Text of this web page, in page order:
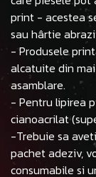
print - acestea
sau hârtie
- Produsele
alcatuite din
asamblare.
- Pentru lipirea
cianoacrilat
-Trebuie sa
pachet adeziv,
consumabile si